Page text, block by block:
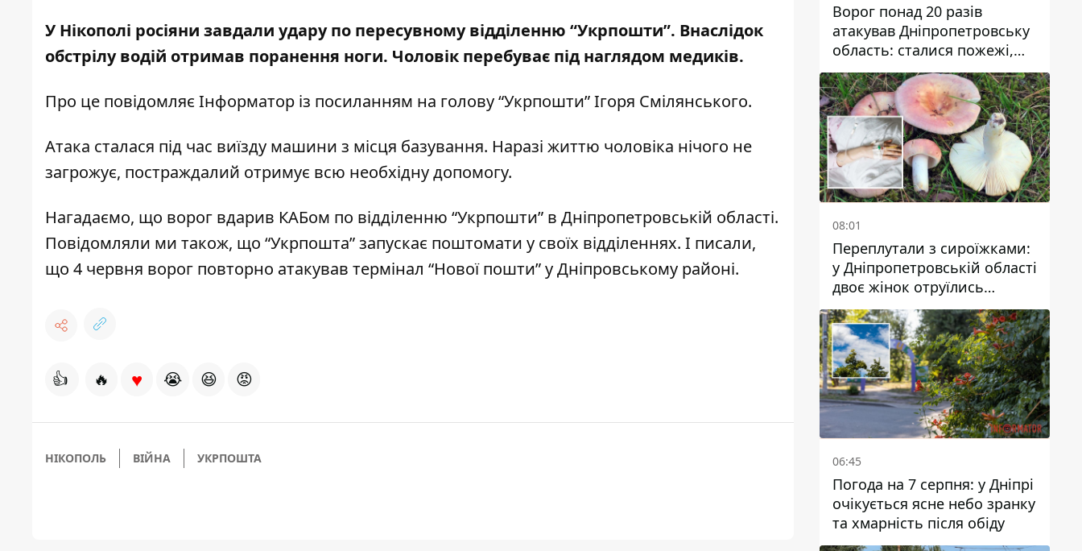
У Нікополі росіяни завдали удару по пересувному відділенню “Укрпошти”. Внаслідок
обстрілу водій отримав поранення ноги. Чоловік перебуває під наглядом медиків.
Про це повідомляє Інформатор із посиланням на голову “Укрпошти” Ігоря Смілянського.
Атака сталася під час виїзду машини з місця базування. Наразі життю чоловіка нічого не
загрожує, постраждалий отримує всю необхідну допомогу.
Нагадаємо, що ворог вдарив КАБом по відділенню “Укрпошти” в Дніпропетровській області.
Повідомляли ми також, що “Укрпошта” запускає поштомати у своїх відділеннях. І писали,
що 4 червня ворог повторно атакував термінал “Нової пошти” у Дніпровському районі.
👍 🔥 ♥ 😭 😆 😡
НІКОПОЛЬ ВІЙНА УКРПОШТА
Ворог понад 20 разів
атакував Дніпропетровську
область: сталися пожежі,
постраждали будинки,
інфраструктура та авто
08:01
Переплутали з сироїжками:
у Дніпропетровській області
двоє жінок отруїлись
грибами
06:45
Погода на 7 серпня: у Дніпрі
очікується ясне небо зранку
та хмарність після обіду